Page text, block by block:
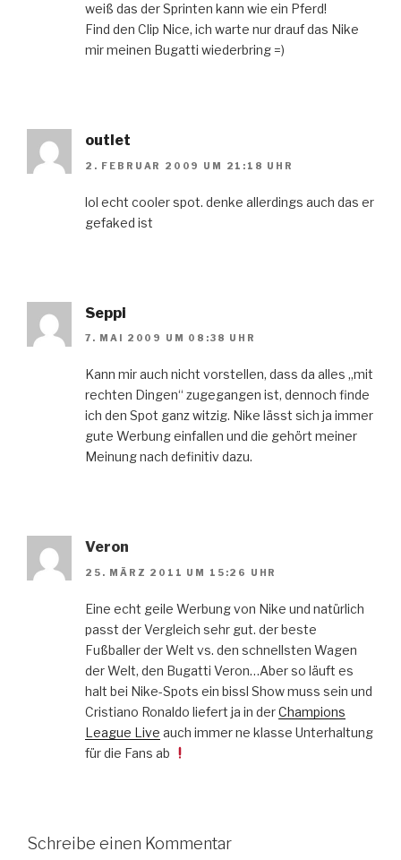
weiß das der Sprinten kann wie ein Pferd!
Find den Clip Nice, ich warte nur drauf das Nike
mir meinen Bugatti wiederbring =)
outlet
2. FEBRUAR 2009 UM 21:18 UHR
lol echt cooler spot. denke allerdings auch das er
gefaked ist
Seppi
7. MAI 2009 UM 08:38 UHR
Kann mir auch nicht vorstellen, dass da alles „mit
rechten Dingen“ zugegangen ist, dennoch finde
ich den Spot ganz witzig. Nike lässt sich ja immer
gute Werbung einfallen und die gehört meiner
Meinung nach definitiv dazu.
Veron
25. MÄRZ 2011 UM 15:26 UHR
Eine echt geile Werbung von Nike und natürlich
passt der Vergleich sehr gut. der beste
Fußballer der Welt vs. den schnellsten Wagen
der Welt, den Bugatti Veron…Aber so läuft es
halt bei Nike-Spots ein bissl Show muss sein und
Cristiano Ronaldo liefert ja in derChampions
League Live auch immer ne klasse Unterhaltung
für die Fans ab
Schreibe einen Kommentar